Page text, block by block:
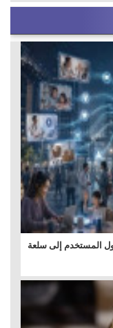
المستخدم إلى سلعة